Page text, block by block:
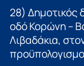
28) Δημοτικός
οδό Κορώνη –
Λιβαδάκια,